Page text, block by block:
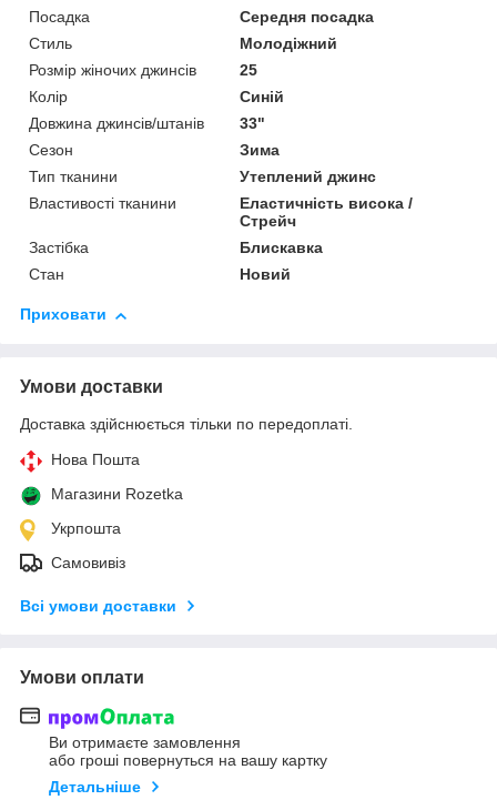
Посадка
Середня посадка
Стиль
Молодіжний
Розмір жіночих джинсів
25
Колір
Синій
Довжина джинсів/штанів
33"
Сезон
Зима
Тип тканини
Утеплений джинс
Властивості тканини
Еластичність висока /
Стрейч
Застібка
Блискавка
Стан
Новий
Приховати
Умови доставки
Доставка здійснюється тільки по передоплаті.
Нова Пошта
Магазини Rozetka
Укрпошта
Самовивіз
Всі умови доставки
Умови оплати
Ви отримаєте замовлення
або гроші повернуться на вашу картку
Детальніше